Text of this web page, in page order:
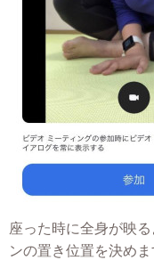
座った時に全身が映
ンの置き位置を決めま